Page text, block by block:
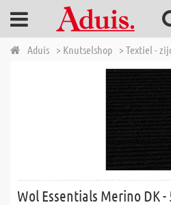
Aduis > Knutselshop > Textiel -
Wol Essentials Merino DK -